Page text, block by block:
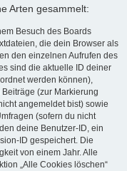
Arten gesammelt:
Besuch des Boards
die dein Browser als
den einzelnen Aufrufen des
sind die aktuelle ID deiner
werden können),
(zur Markierung
angemeldet bist) sowie
(sofern du nicht
deine Benutzer-ID, ein
ID gespeichert. Die
von einem Jahr. Alle
„Alle Cookies löschen“